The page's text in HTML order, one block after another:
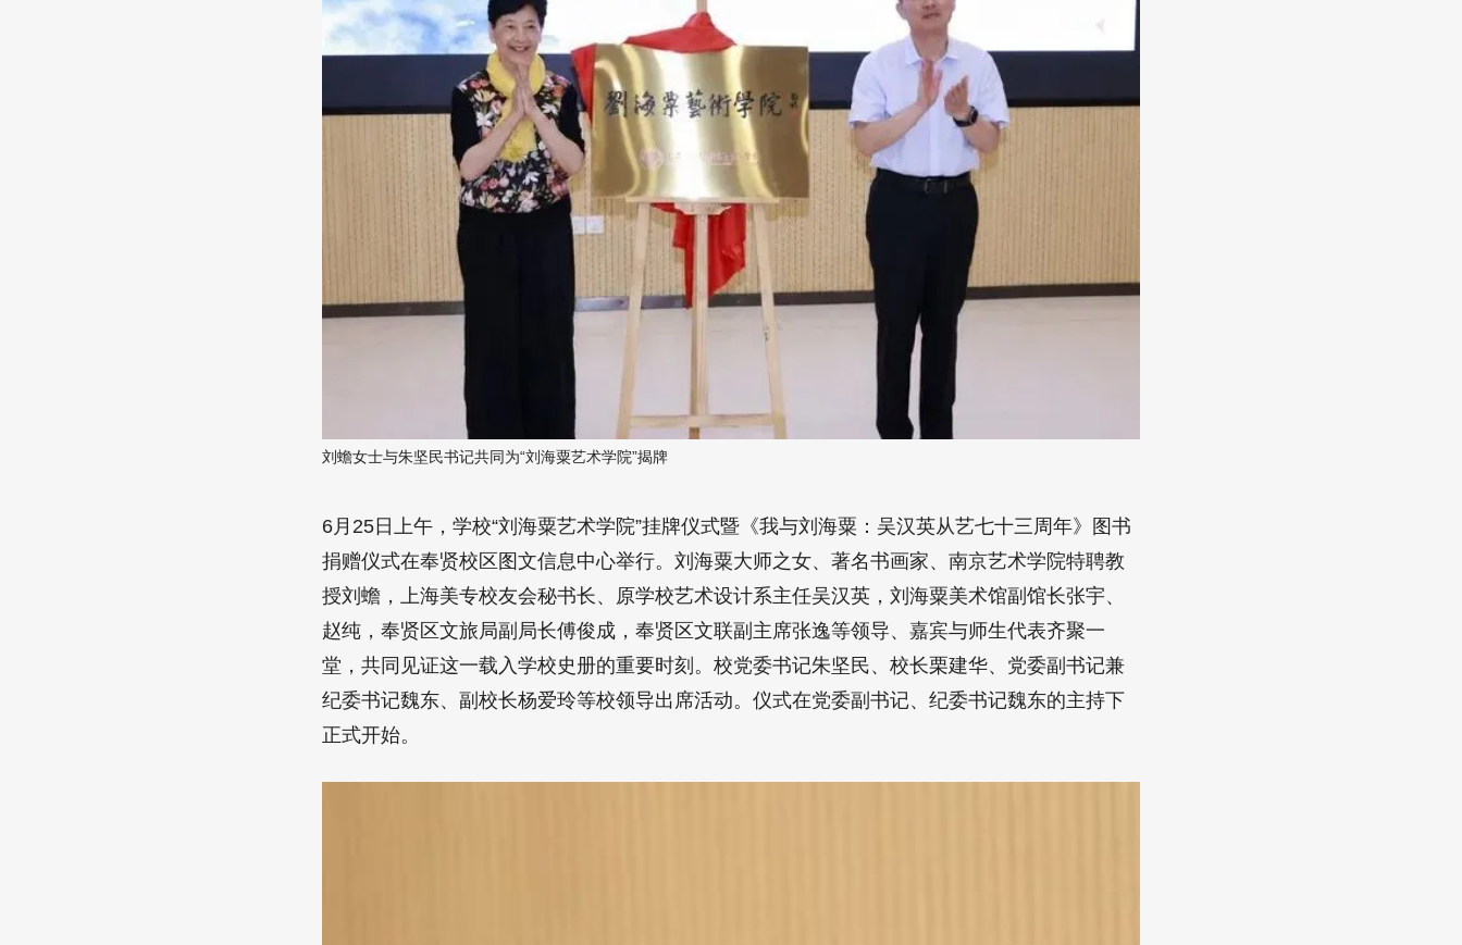
刘蟾女士与朱坚民书记共同为“刘海粟艺术学院”揭牌
6月25日上午，学校“刘海粟艺术学院”挂牌仪式暨《我与刘海粟：吴汉英从艺七十三周年》图书
捐赠仪式在奉贤校区图文信息中心举行。刘海粟大师之女、著名书画家、南京艺术学院特聘教
授刘蟾，上海美专校友会秘书长、原学校艺术设计系主任吴汉英，刘海粟美术馆副馆长张宇、
赵纯，奉贤区文旅局副局长傅俊成，奉贤区文联副主席张逸等领导、嘉宾与师生代表齐聚一
堂，共同见证这一载入学校史册的重要时刻。校党委书记朱坚民、校长栗建华、党委副书记兼
纪委书记魏东、副校长杨爱玲等校领导出席活动。仪式在党委副书记、纪委书记魏东的主持下
正式开始。